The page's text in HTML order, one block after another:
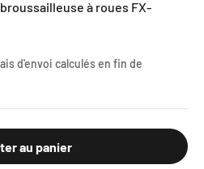
à roues FX-
d'envoi calculésen fin de
au panier